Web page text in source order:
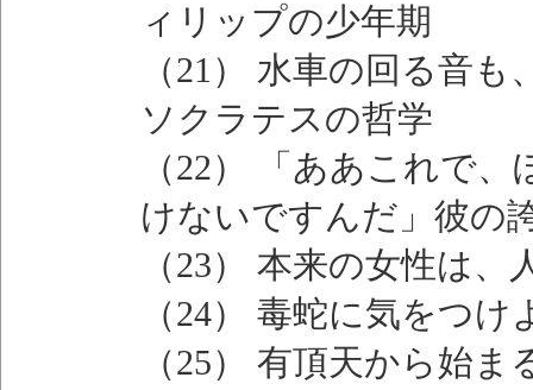
ィリップの少年期
（21） 水車の回る音
ソクラテスの哲学
（22） 「ああこれで
けないですんだ」彼
（23） 本来の女性は
（24） 毒蛇に気をつ
（25） 有頂天から始